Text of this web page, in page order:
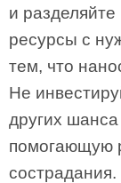
и
ресурсы с
тем, что
Не
других
помогающую